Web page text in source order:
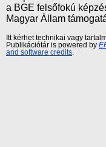
a BGE felsőfokú
Magyar Állam
Itt kérhet technikai vagy
Publikációtár is powered by
and software credits